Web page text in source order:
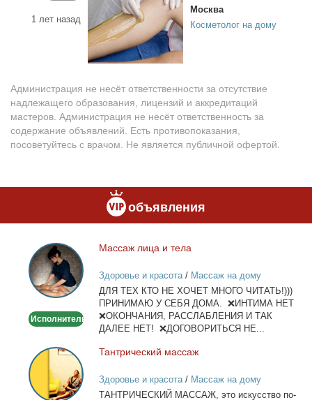
1 лет назад
Москва
Косметолог на дому
Администрация не несёт ответственности за отсутствие
надлежащего образования, лицензий и аккредитаций
мастеров. Администрация не несёт ответственность за
содержание объявлений. Есть противопоказания,
посоветуйтесь с врачом. Не является публичной офертой.
объявления
Массаж
лица
и
тела
Исполнитель
Мас­саж ли­ца и те­ла
Здоровье и красота/ Массаж на дому
ДЛЯ ТЕХ КТО НЕ ХОЧЕТ МНОГО ЧИТАТЬ!)))
ПРИНИМАЮ У СЕБЯ ДОМА. ❌ИНТИМА НЕТ
❌ОКОНЧАНИЯ, РАССЛАБЛЕНИЯ И ТАК
ДАЛЕЕ НЕТ! ❌ДОГОВОРИТЬСЯ НЕ...
Тантрический
массаж
Тан­три­че­ский мас­саж
Здоровье и красота/ Массаж на дому
ТАНТРИЧЕСКИЙ МАССАЖ, это ис­кус­ство по­